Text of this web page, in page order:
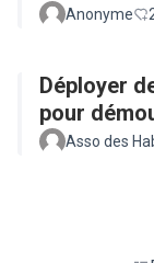
Anonyme
Déployer
pour
Asso des